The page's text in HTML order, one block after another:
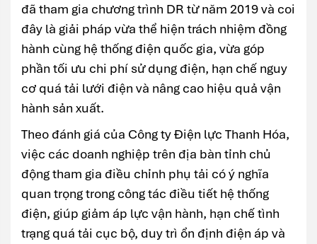
đã tham gia chương trình DR từ năm 2019 và coi
đây là giải pháp vừa thể hiện trách nhiệm đồng
hành cùng hệ thống điện quốc gia, vừa góp
phần tối ưu chi phí sử dụng điện, hạn chế nguy
cơ quá tải lưới điện và nâng cao hiệu quả vận
hành sản xuất.
Theo đánh giá của Công ty Điện lực Thanh Hóa,
việc các doanh nghiệp trên địa bàn tỉnh chủ
động tham gia điều chỉnh phụ tải có ý nghĩa
quan trọng trong công tác điều tiết hệ thống
điện, giúp giảm áp lực vận hành, hạn chế tình
trạng quá tải cục bộ, duy trì ổn định điện áp và